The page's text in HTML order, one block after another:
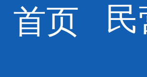
首页